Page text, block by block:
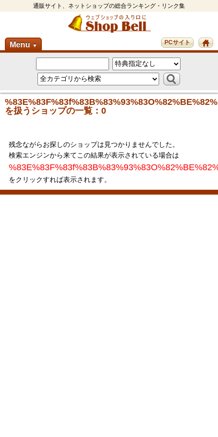
通販サイト、ネットショップの総合ランキング・リンク集
Menu ▼ PCサイト
を扱うショップの一覧：0
残念ながらお探しのショップは見つかりませんでした。
検索エンジンから来てこの結果が表示されている場合は
をクリックすれば表示されます。